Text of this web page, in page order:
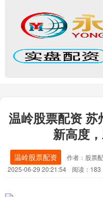
温岭股票配资 苏
新高度
温岭股票配资 作者：股票
2025-06-29 20:21:54
阅读：183